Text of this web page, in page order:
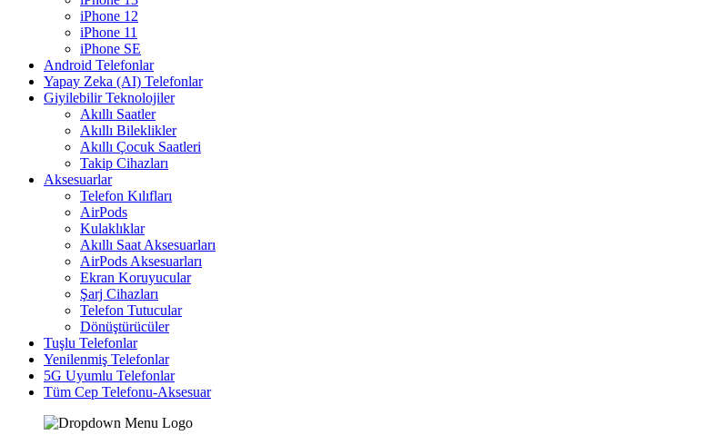
iPhone 12
iPhone 11
iPhone SE
Android Telefonlar
Yapay Zeka (AI) Telefonlar
Giyilebilir Teknolojiler
Akıllı Saatler
Akıllı Bileklikler
Akıllı Çocuk Saatleri
Takip Cihazları
Aksesuarlar
Telefon Kılıfları
AirPods
Kulaklıklar
Akıllı Saat Aksesuarları
AirPods Aksesuarları
Ekran Koruyucular
Şarj Cihazları
Telefon Tutucular
Dönüştürücüler
Tuşlu Telefonlar
Yenilenmiş Telefonlar
5G Uyumlu Telefonlar
Tüm Cep Telefonu-Aksesuar